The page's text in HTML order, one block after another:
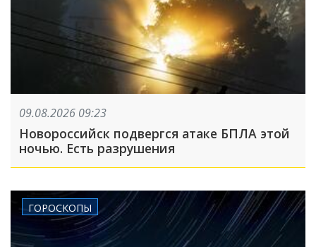
09.08.2026 09:23
Новороссийск подвергся атаке БПЛА этой
ночью. Есть разрушения
ГОРОСКОПЫ